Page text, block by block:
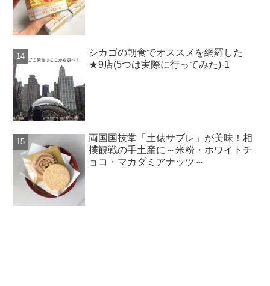
シカゴの朝食でオススメを網羅した
★9店(5つは実際に行ってみた)-1
両国国技堂「土俵サブレ」が美味！相
撲観戦の手土産に～米粉・ホワイトチ
ョコ・マカダミアナッツ～